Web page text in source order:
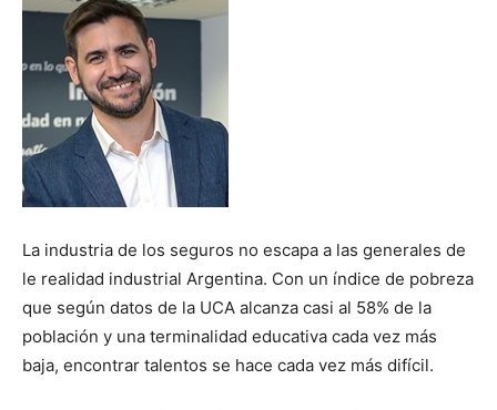
La industria de los seguros no escapa a las generales de
le realidad industrial Argentina. Con un índice de pobreza
que según datos de la UCA alcanza casi al 58% de la
población y una terminalidad educativa cada vez más
baja, encontrar talentos se hace cada vez más difícil.